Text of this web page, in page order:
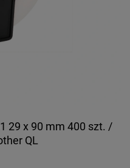
29 x 90 mm 400 szt. /
QL